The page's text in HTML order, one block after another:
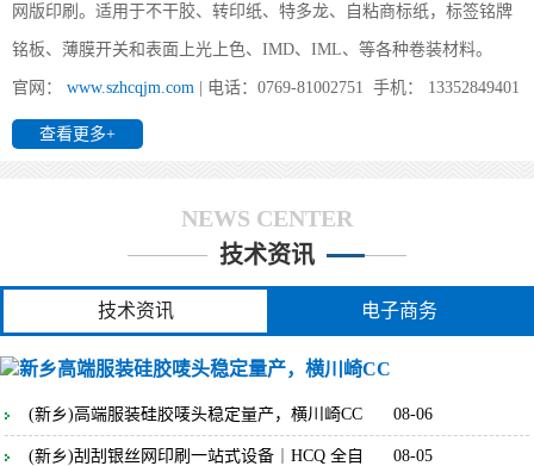
网版印刷。适用于不干胶、转印纸、特多龙、自粘商标纸，标签铭牌
铭板、薄膜开关和表面上光上色、IMD、IML、等各种卷装材料。
官网： www.szhcqjm.com | 电话：0769-81002751 手机： 13352849401
查看更多+
NEWS CENTER
技术资讯
技术资讯 电子商务
(新乡)高端服装硅胶唛头稳定量产，横川崎CC 08-06
(新乡)刮刮银丝网印刷一站式设备｜HCQ 全自 08-05
(新乡)丝印过程中如何保证标签的防伪效果
(新乡)办个IMD工厂要投资多少?
(新乡) 前景对于其它行业来说算得上是不错的领域，他不受地区与
环境的限制，IMD/IML最重要、最受限制的是IMD/IML的业务来源
与能力。所需主要设备如下：1、印刷：全自动丝印机、分
(新乡)全自动卷对卷丝印机都能印哪些产品
(新乡) 您好,我司所生产的全自动丝印机广泛用于PET、PVC 、转印
纸（膜）、地暖膜、地热膜、电热膜、花纸、薄膜、铭板、柔性线
路板、手机按键、3M胶、胶水、薄膜开关、商标镭射、刮